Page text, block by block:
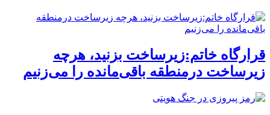
قرارگاه خاتم:زیرساخت بزنید، هرچه
زیرساخت درمنطقه باقی‌مانده را می‌زنیم